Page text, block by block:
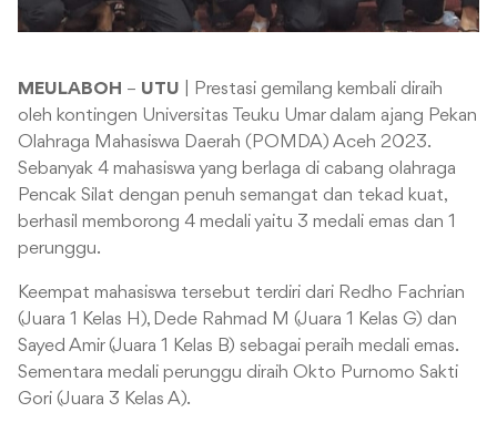
MEULABOH – UTU | Prestasi gemilang kembali diraih
oleh kontingen Universitas Teuku Umar dalam ajang Pekan
Olahraga Mahasiswa Daerah (POMDA) Aceh 2023.
Sebanyak 4 mahasiswa yang berlaga di cabang olahraga
Pencak Silat dengan penuh semangat dan tekad kuat,
berhasil memborong 4 medali yaitu 3 medali emas dan 1
perunggu.
Keempat mahasiswa tersebut terdiri dari Redho Fachrian
(Juara 1 Kelas H), Dede Rahmad M (Juara 1 Kelas G) dan
Sayed Amir (Juara 1 Kelas B) sebagai peraih medali emas.
Sementara medali perunggu diraih Okto Purnomo Sakti
Gori (Juara 3 Kelas A).